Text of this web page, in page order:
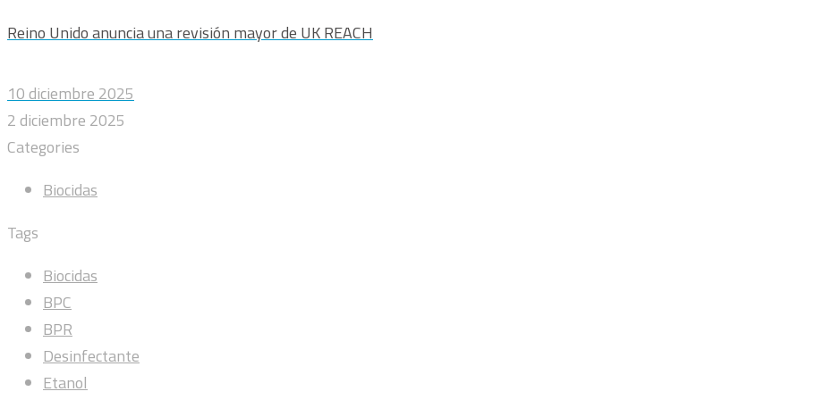
Reino Unido anuncia una revisión mayor de UK REACH
10 diciembre 2025
2 diciembre 2025
Categories
Biocidas
Tags
Biocidas
BPC
BPR
Desinfectante
Etanol